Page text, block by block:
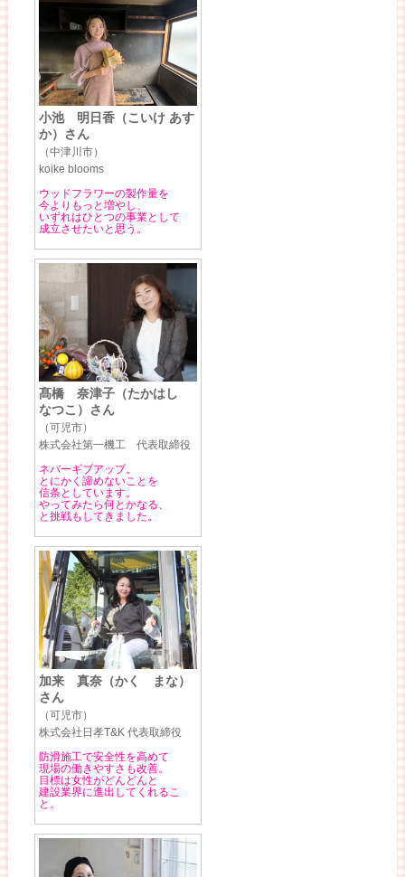
小池 明日香（こいけ あす
か）さん
（中津川市）
koike blooms
ウッドフラワーの製作量を
今よりもっと増やし、
いずれはひとつの事業として
成立させたいと思う。
髙橋 奈津子（たかはし
なつこ）さん
（可児市）
株式会社第一機工 代表取締役
ネバーギブアップ。
とにかく諦めないことを
信条としています。
やってみたら何とかなる、
と挑戦もしてきました。
加来 真奈（かく まな）
さん
（可児市）
株式会社日孝T&K 代表取締役
防滑施工で安全性を高めて
現場の働きやすさも改善。
目標は女性がどんどんと
建設業界に進出してくれるこ
と。